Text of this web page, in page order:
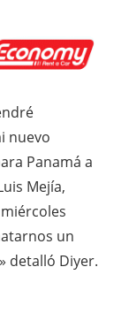
nuevo
Panamá a
Mejía,
un
detalló Diyer.